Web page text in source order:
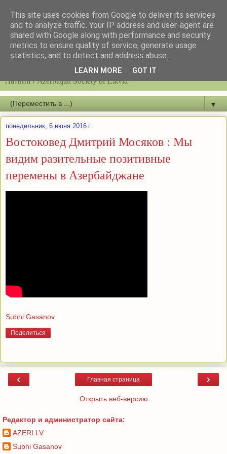
Latvijas azerbaidžāņu biedrību / Общество азербайджанцев
Латвии / Azerbaijan Society of Latvia
▼
понедельник, 6 июня 2016 г.
Востоковед Дмитрий Мосяков : Мы
видим разительные позитивные
перемены в Азербайджане
Subhi Gasanov
Поделиться
‹ ›
Главная страница
Открыть веб-версию
Редактор и администратор сайта:
AZERI.LV
Subhi Gasanov
This site uses cookies from Google to deliver its services
and to analyze traffic. Your IP address and user-agent are
shared with Google along with performance and security
metrics to ensure quality of service, generate usage
statistics, and to detect and address abuse.
LEARN MORE GOT IT